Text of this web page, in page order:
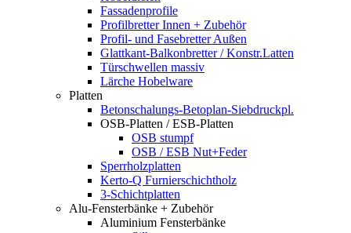
Fassadenprofile
Profilbretter Innen + Zubehör
Profil- und Fasebretter Außen
Glattkant-Balkonbretter / Konstr.Latten
Türschwellen massiv
Lärche Hobelware
Platten
Betonschalungs-Betoplan-Siebdruckpl.
OSB-Platten / ESB-Platten
OSB stumpf
OSB / ESB Nut+Feder
Sperrholzplatten
Kerto-Q Furnierschichtholz
3-Schichtplatten
Alu-Fensterbänke + Zubehör
Aluminium Fensterbänke